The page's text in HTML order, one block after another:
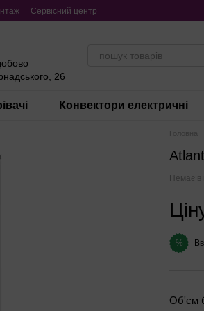
Сервісний центр
26
Конвектори електричні
Головна
Немає в
%
Об'єм